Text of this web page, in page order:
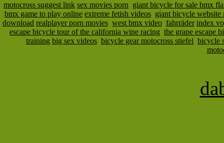
motocross suggest link sex movies porn giant bicycle for sale bmx
bmx game to play online extreme fetish videos giant bicycle website
download realplayer porn movies west bmx video fahrräder index
escape bicycle tour of the california wine racing the grape escape
training big sex videos bicycle gear motocross stiefel bicycle